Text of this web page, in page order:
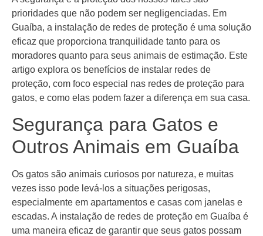
prioridades que não podem ser negligenciadas. Em
Guaíba, a instalação de redes de proteção é uma solução
eficaz que proporciona tranquilidade tanto para os
moradores quanto para seus animais de estimação. Este
artigo explora os benefícios de instalar redes de
proteção, com foco especial nas redes de proteção para
gatos, e como elas podem fazer a diferença em sua casa.
Segurança para Gatos e
Outros Animais em Guaíba
Os gatos são animais curiosos por natureza, e muitas
vezes isso pode levá-los a situações perigosas,
especialmente em apartamentos e casas com janelas e
escadas. A instalação de redes de proteção em Guaíba é
uma maneira eficaz de garantir que seus gatos possam